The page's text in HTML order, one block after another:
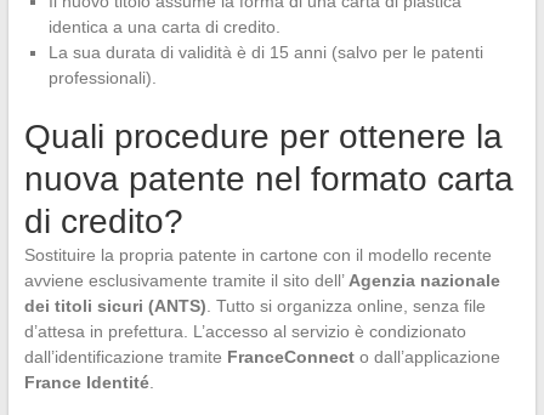
identica a una carta di credito.
La sua durata di validità è di 15 anni (salvo per le patenti
professionali).
Quali procedure per ottenere la
nuova patente nel formato carta
di credito?
Sostituire la propria patente in cartone con il modello recente
avviene esclusivamente tramite il sito dell’Agenzia nazionale
dei titoli sicuri (ANTS) . Tutto si organizza online, senza file
d’attesa in prefettura. L’accesso al servizio è condizionato
dall’identificazione tramite FranceConnecto dall’applicazione
France Identité.